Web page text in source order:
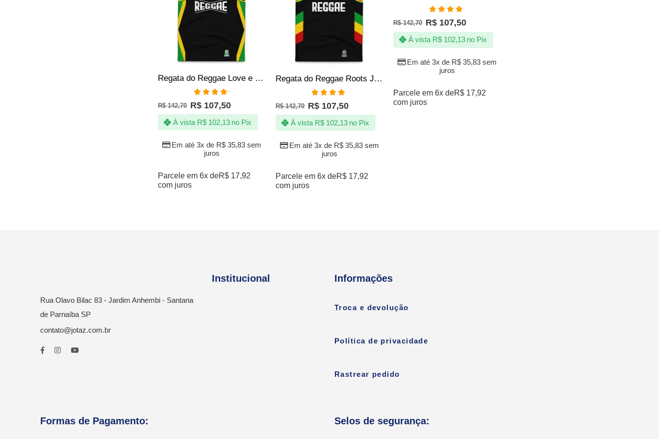
Regata do Reggae Love e Peace Preta Jotaz Oficial Masculino
Avaliação
5.00de 5
R$142,70 R$ 107,50
Em até 3x de R$ 35,83 sem
juros
À vista R$102,13 no Pix
Parcele em 6x deR$ 17,92
com juros
Regata do Reggae Roots Jamaica Preto Jotaz Masculino
Avaliação
4.86de 5
R$142,70 R$ 107,50
Em até 3x de R$ 35,83 sem
juros
À vista R$102,13 no Pix
Parcele em 6x deR$ 17,92
com juros
Avaliação
4.83de 5
R$142,70 R$ 107,50
Em até 3x de R$ 35,83 sem
juros
À vista R$102,13 no Pix
Parcele em 6x deR$ 17,92
com juros
Rua Olavo Bilac 83 - Jardim Anhembi - Santana
de Parnaíba SP
contato@jotaz.com.br
Institucional Informações
Troca e devolução
Política de privacidade
Rastrear pedido
Formas de Pagamento: Selos de segurança: